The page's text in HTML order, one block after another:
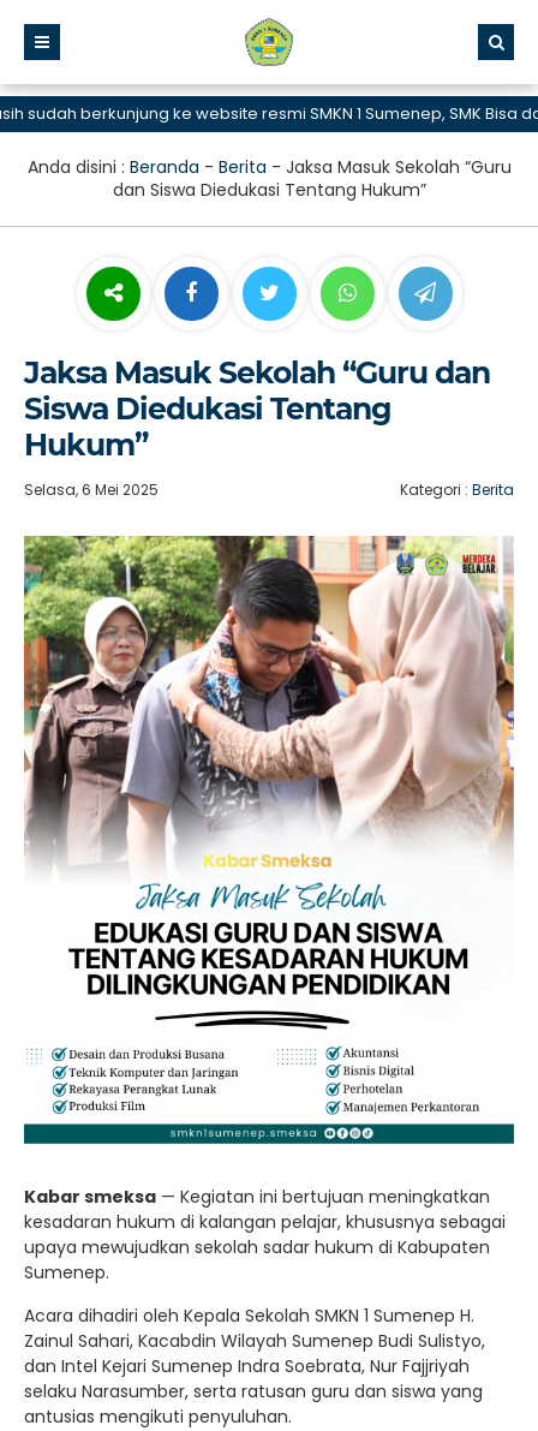
berkunjung ke website resmi SMKN 1 Sumenep, SMK Bisa dan
Anda disini : Beranda - Berita - Jaksa Masuk Sekolah “Guru
dan Siswa Diedukasi Tentang Hukum”
Jaksa Masuk Sekolah “Guru dan
Siswa Diedukasi Tentang
Hukum”
Selasa, 6 Mei 2025 Kategori : Berita
Kabar smeksa — Kegiatan ini bertujuan meningkatkan
kesadaran hukum di kalangan pelajar, khususnya sebagai
upaya mewujudkan sekolah sadar hukum di Kabupaten
Sumenep.
Acara dihadiri oleh Kepala Sekolah SMKN 1 Sumenep H.
Zainul Sahari, Kacabdin Wilayah Sumenep Budi Sulistyo,
dan Intel Kejari Sumenep Indra Soebrata, Nur Fajjriyah
selaku Narasumber, serta ratusan guru dan siswa yang
antusias mengikuti penyuluhan.